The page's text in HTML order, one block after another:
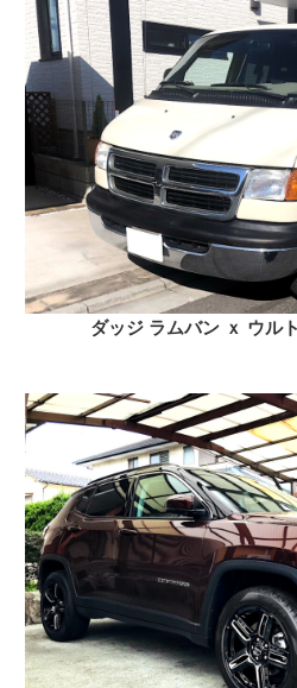
ダッジ ラムバン ｘ ウル